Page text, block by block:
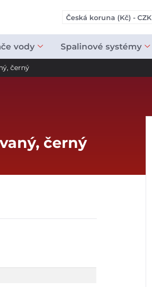
Česká koruna (Kč) - CZK
vody Spalinové systémy
černý
černý